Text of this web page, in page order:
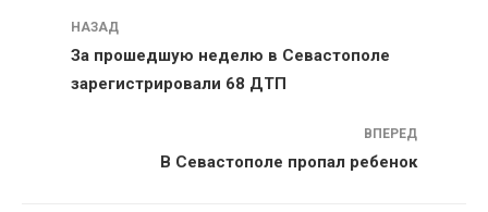
Навигация
НАЗАД
За прошедшую неделю в Севастополе
зарегистрировали 68 ДТП
ВПЕРЕД
В Севастополе пропал ребенок